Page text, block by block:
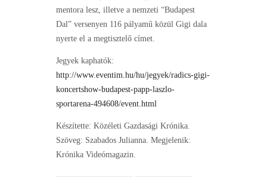
mentora lesz, illetve a nemzeti “Budapest
Dal” versenyen 116 pályamű közül Gigi dala
nyerte el a megtisztelő címet.
Jegyek kaphatók:
http://www.eventim.hu/hu/jegyek/radics-gigi-
koncertshow-budapest-papp-laszlo-
sportarena-494608/event.html
Készítette: Közéleti Gazdasági Krónika.
Szöveg: Szabados Julianna. Megjelenik:
Krónika Videómagazin.